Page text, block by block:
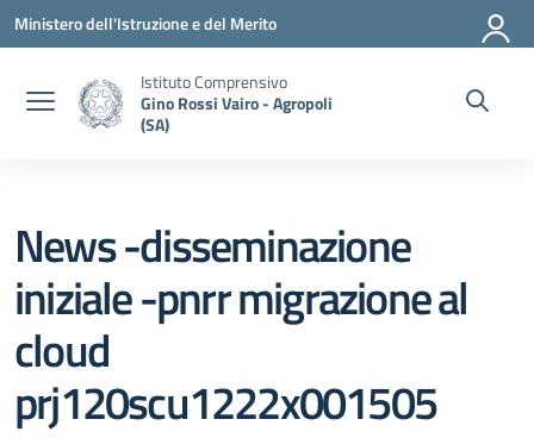
Vai ai contenuti
Vai al menu di navigazione
Vai al footer
Ministero dell'Istruzione e del Merito
Istituto Comprensivo
Gino Rossi Vairo - Agropoli
(SA)
News -disseminazione
iniziale -pnrr migrazione al
cloud
prj120scu1222x001505